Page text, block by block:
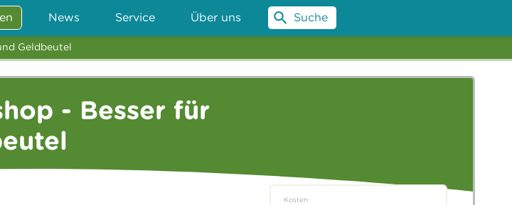
News Service Über uns Suche
Geldbeutel
- Besser für
Kosten